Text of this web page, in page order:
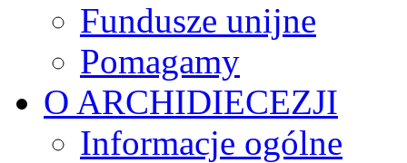
Fundusze unijne
Pomagamy
O ARCHIDIECEZJI
Informacje ogólne